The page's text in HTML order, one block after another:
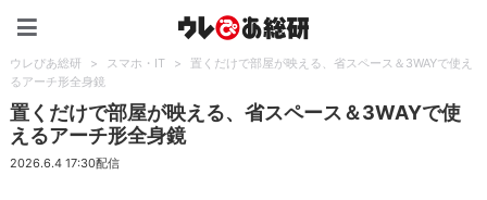
ウレぴあ総研 > スマホ・IT >
置くだけで部屋が映える、省スペース＆3WAYで使え
るアーチ形全身鏡
置くだけで部屋が映える、省スペース＆3WAYで使
えるアーチ形全身鏡
2026.6.4 17:30配信